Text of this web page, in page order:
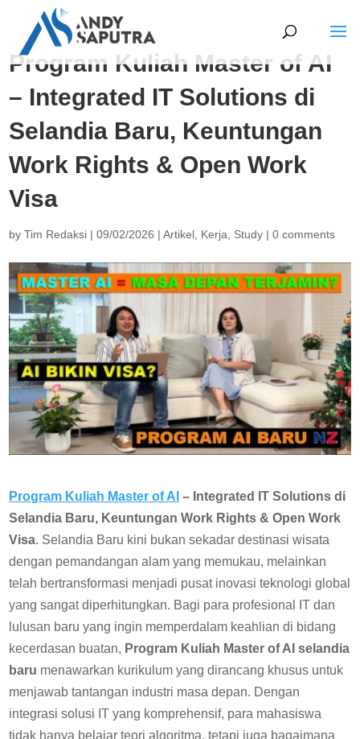
Program Kuliah Master of AI
– Integrated IT Solutions di
Selandia Baru, Keuntungan
Work Rights & Open Work
Visa
byTim Redaksi |09/02/2026 |Artikel Kerja Study |0 comments
Program Kuliah Master of AI – Integrated IT Solutions di
Selandia Baru, Keuntungan Work Rights & Open Work
Visa. Selandia Baru kini bukan sekadar destinasi wisata
dengan pemandangan alam yang memukau, melainkan
telah bertransformasi menjadi pusat inovasi teknologi global
yang sangat diperhitungkan. Bagi para profesional IT dan
lulusan baru yang ingin memperdalam keahlian di bidang
kecerdasan buatan, Program Kuliah Master of AI selandia
baru menawarkan kurikulum yang dirancang khusus untuk
menjawab tantangan industri masa depan. Dengan
integrasi solusi IT yang komprehensif, para mahasiswa
tidak hanya belajar teori algoritma, tetapi juga bagaimana